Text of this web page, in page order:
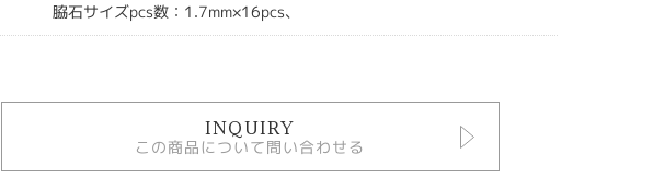
脇石サイズpcs数：1.7mm×16pcs、
INQUIRY
この商品について問い合わせる